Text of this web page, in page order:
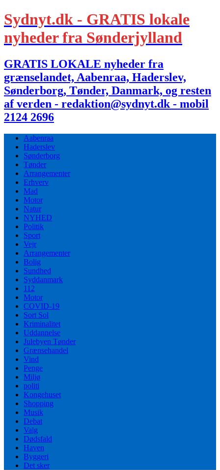
Sydnyt.dk - GRATIS lokale
nyheder fra Sønderjylland
GRATIS LOKALE nyheder fra
grænselandet, Aabenraa, Haderslev,
Sønderborg, Tønder, Danmark, og resten
af verden - redaktion@sydnyt.dk - mobil
2124 2696
Aabenraa
Haderslev
Sønderborg
Tønder
Arrangementer
Erhverv
Mad
Motor
Natur
NYHED
Politik
Sport
Vejr
Arrangementer
Bolig
Sundhed
Syddanmark
112
Motor
COVID-19
Sort Sol
Kriminalitet
Uddannelse
Julebyen Tønder
Grænsehandel
Vind
Penge
Miljø
politi
Kongehuset
Shopping
Musik
Debat
Valg
Dødsfald
Haven
Byggeri
Det sker